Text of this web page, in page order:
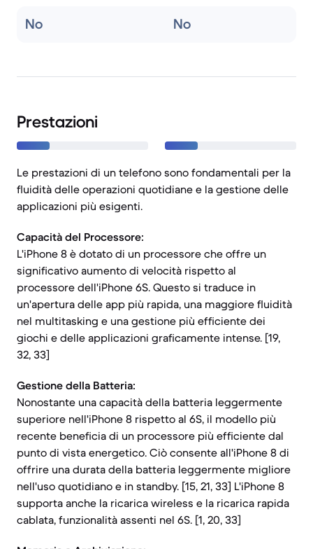
No No
Prestazioni
Le prestazioni di un telefono sono fondamentali per la
fluidità delle operazioni quotidiane e la gestione delle
applicazioni più esigenti.
Capacità del Processore:
L'iPhone 8 è dotato di un processore che offre un
significativo aumento di velocità rispetto al
processore dell'iPhone 6S. Questo si traduce in
un'apertura delle app più rapida, una maggiore fluidità
nel multitasking e una gestione più efficiente dei
giochi e delle applicazioni graficamente intense. [19,
32, 33]
Gestione della Batteria:
Nonostante una capacità della batteria leggermente
superiore nell'iPhone 8 rispetto al 6S, il modello più
recente beneficia di un processore più efficiente dal
punto di vista energetico. Ciò consente all'iPhone 8 di
offrire una durata della batteria leggermente migliore
nell'uso quotidiano e in standby. [15, 21, 33] L'iPhone 8
supporta anche la ricarica wireless e la ricarica rapida
cablata, funzionalità assenti nel 6S. [1, 20, 33]